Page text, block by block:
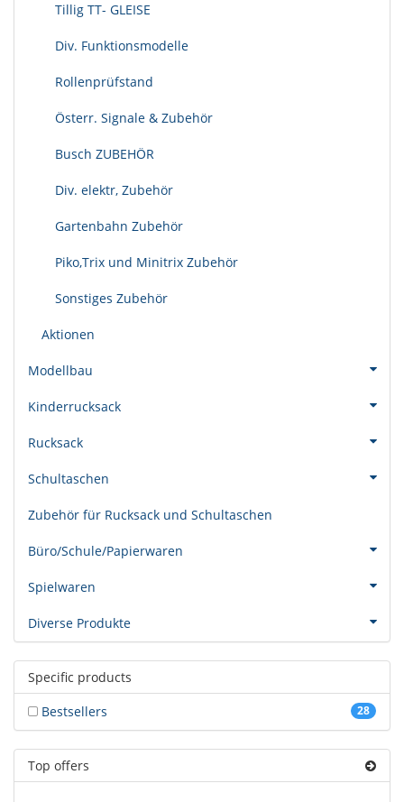
Tillig TT- GLEISE
Div. Funktionsmodelle
Rollenprüfstand
Österr. Signale & Zubehör
Busch ZUBEHÖR
Div. elektr, Zubehör
Gartenbahn Zubehör
Piko,Trix und Minitrix Zubehör
Sonstiges Zubehör
Aktionen
Modellbau
Kinderrucksack
Rucksack
Schultaschen
Zubehör für Rucksack und Schultaschen
Büro/Schule/Papierwaren
Spielwaren
Diverse Produkte
Specific products
28
Bestsellers
Top offers